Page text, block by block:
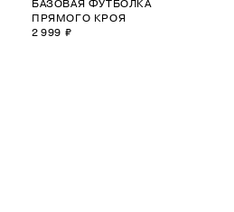
ПРЯМОГО КРОЯ
2 999 ₽